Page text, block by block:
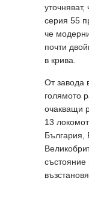
серия 55
че
почти
в крива.
От завода
голямото
очакващи
13
България,